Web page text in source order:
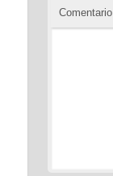
Comentario